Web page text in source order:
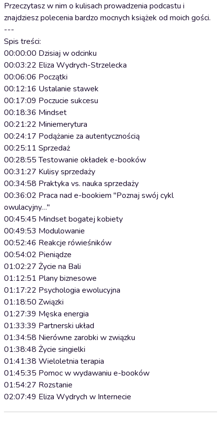
Przeczytasz w nim o kulisach prowadzenia podcastu i
znajdziesz polecenia bardzo mocnych książek od moich gości.
---
Spis treści:
00:00:00 Dzisiaj w odcinku
00:03:22 Eliza Wydrych-Strzelecka
00:06:06 Początki
00:12:16 Ustalanie stawek
00:17:09 Poczucie sukcesu
00:18:36 Mindset
00:21:22 Miniemerytura
00:24:17 Podążanie za autentycznością
00:25:11 Sprzedaż
00:28:55 Testowanie okładek e-booków
00:31:27 Kulisy sprzedaży
00:34:58 Praktyka vs. nauka sprzedaży
00:36:02 Praca nad e-bookiem "Poznaj swój cykl
owulacyjny…"
00:45:45 Mindset bogatej kobiety
00:49:53 Modulowanie
00:52:46 Reakcje rówieśników
00:54:02 Pieniądze
01:02:27 Życie na Bali
01:12:51 Plany biznesowe
01:17:22 Psychologia ewolucyjna
01:18:50 Związki
01:27:39 Męska energia
01:33:39 Partnerski układ
01:34:58 Nierówne zarobki w związku
01:38:48 Życie singielki
01:41:38 Wieloletnia terapia
01:45:35 Pomoc w wydawaniu e-booków
01:54:27 Rozstanie
02:07:49 Eliza Wydrych w Internecie